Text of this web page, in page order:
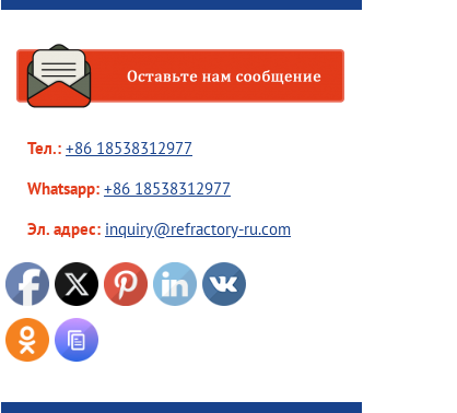
Тел.: +86 18538312977
Whatsapp: +86 18538312977
Эл. адрес: inquiry@refractory-ru.com